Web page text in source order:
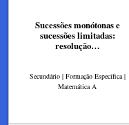
Sucessões monótonas e
sucessões limitadas:
resolução…
Secundário | Formação Específica |
Matemática A